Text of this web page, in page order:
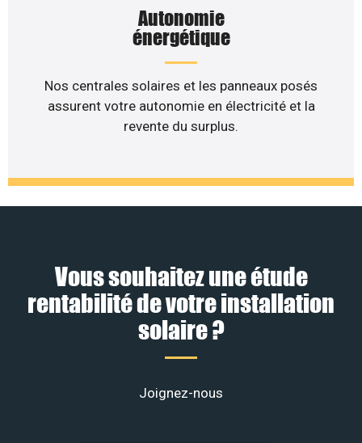
Autonomie
énergétique
Nos centrales solaires et les panneaux posés
assurent votre autonomie en électricité et la
revente du surplus.
Vous souhaitez une étude
rentabilité de votre installation
solaire ?
Joignez-nous